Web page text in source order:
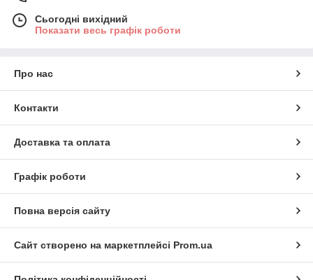
Сьогодні вихідний
Показати весь графік роботи
Про нас
Контакти
Доставка та оплата
Графік роботи
Повна версія сайту
Сайт створено на маркетплейсі Prom.ua